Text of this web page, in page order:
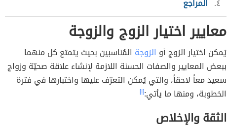
٤ المراجع
معايير اختيار الزوج والزوجة
يُمكن اختيار الزوج أو الزوجة المُناسبين بحيث يتمتع كل منهما
ببعض المعايير والصفات الحسنة اللازمة لإنشاء علاقة صحيّة وزواج
سعيد معاً لاحقاً، والتي يُمكن التعرّف عليها واختبارها في فترة
الخطوبة، ومنها ما يأتي:[١]
الثقة والإخلاص